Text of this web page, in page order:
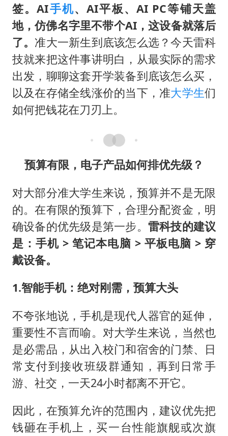
签。AI手机、AI平板、AI PC等铺天盖
地，仿佛名字里不带个AI，这设备就落后
了。 准大一新生到底该怎么选？今天雷科
技就来把这件事讲明白，从最实际的需求
出发，聊聊这套开学装备到底该怎么买，
以及在存储全线涨价的当下，准大学生们
如何把钱花在刀刃上。
预算有限，电子产品如何排优先级？
对大部分准大学生来说，预算并不是无限
的。在有限的预算下，合理分配资金，明
确设备的优先级是第一步。 雷科技的建议
是：手机 > 笔记本电脑 > 平板电脑 > 穿
戴设备。
1.智能手机：绝对刚需，预算大头
不夸张地说，手机是现代人器官的延伸，
重要性不言而喻。对大学生来说，当然也
是必需品，从出入校门和宿舍的门禁、日
常支付到接收班级群通知，再到日常手
游、社交，一天24小时都离不开它。
因此，在预算允许的范围内，建议优先把
钱砸在手机上，买一台性能旗舰或次旗